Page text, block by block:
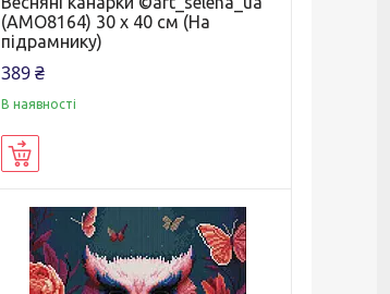
(AMO8164) 30 х 40 см (На
підрамнику)
389 ₴
В наявності